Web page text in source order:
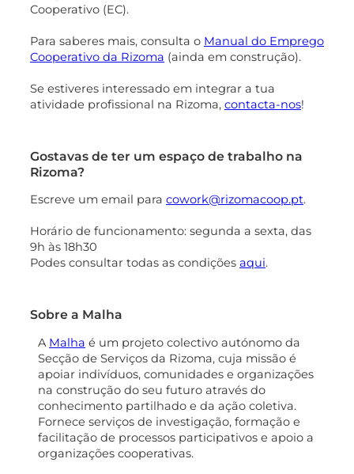
Cooperativo (EC).
Para saberes mais, consulta o Manual do Emprego
Cooperativo da Rizoma (ainda em construção).
Se estiveres interessado em integrar a tua
atividade profissional na Rizoma, contacta-nos!
Gostavas de ter um espaço de trabalho na
Rizoma?
Escreve um email para cowork@rizomacoop.pt.
Horário de funcionamento: segunda a sexta, das
9h às 18h30
Podes consultar todas as condições aqui.
Sobre a Malha
A Malha é um projeto colectivo autónomo da
Secção de Serviços da Rizoma, cuja missão é
apoiar indivíduos, comunidades e organizações
na construção do seu futuro através do
conhecimento partilhado e da ação coletiva.
Fornece serviços de investigação, formação e
facilitação de processos participativos e apoio a
organizações cooperativas.